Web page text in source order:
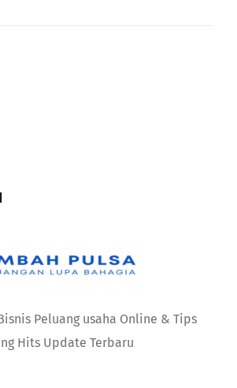
Peluang usaha Online & Tips
Hits Update Terbaru